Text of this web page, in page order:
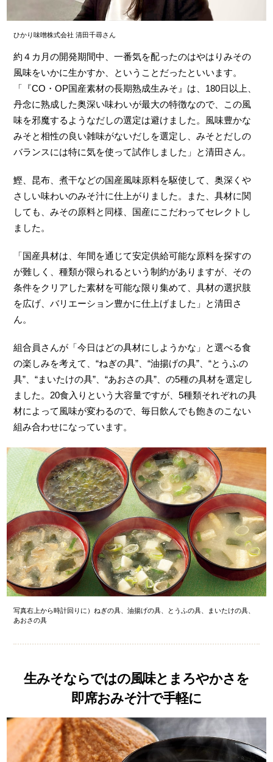
ひかり味噌株式会社 清田千尋さん
約４カ月の開発期間中、一番気を配ったのはやはりみその
風味をいかに生かすか、ということだったといいます。
「『CO・OP国産素材の長期熟成生みそ』は、180日以上、
丹念に熟成した奥深い味わいが最大の特徴なので、この風
味を邪魔するようなだしの選定は避けました。風味豊かな
みそと相性の良い雑味がないだしを選定し、みそとだしの
バランスには特に気を使って試作しました」と清田さん。
鰹、昆布、煮干などの国産風味原料を駆使して、奥深くや
さしい味わいのみそ汁に仕上がりました。また、具材に関
しても、みその原料と同様、国産にこだわってセレクトし
ました。
「国産具材は、年間を通じて安定供給可能な原料を探すの
が難しく、種類が限られるという制約がありますが、その
条件をクリアした素材を可能な限り集めて、具材の選択肢
を広げ、バリエーション豊かに仕上げました」と清田さ
ん。
組合員さんが「今日はどの具材にしようかな」と選べる食
の楽しみを考えて、“ねぎの具”、“油揚げの具”、“とうふの
具”、“まいたけの具”、“あおさの具”、の5種の具材を選定し
ました。20食入りという大容量ですが、5種類それぞれの具
材によって風味が変わるので、毎日飲んでも飽きのこない
組み合わせになっています。
写真右上から時計回りに）ねぎの具、油揚げの具、とうふの具、まいたけの具、
あおさの具
生みそならではの風味とまろやかさを
即席おみそ汁で手軽に